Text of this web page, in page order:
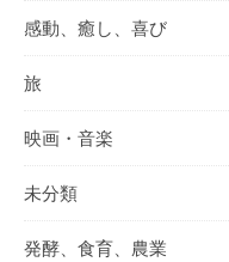
感動、癒し、喜び
旅
映画・音楽
未分類
発酵、食育、農業